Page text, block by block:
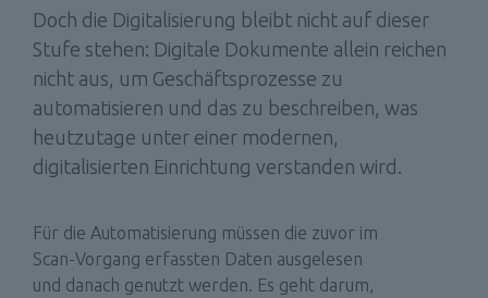
Doch die Digitalisierung bleibt nicht auf dieser
Stufe stehen: Digitale Dokumente allein reichen
nicht aus, um Geschäftsprozesse zu
automatisieren und das zu beschreiben, was
heutzutage unter einer modernen,
digitalisierten Einrichtung verstanden wird.
Für die Automatisierung müssen die zuvor im
Scan-Vorgang erfassten Daten ausgelesen
und danach genutzt werden. Es geht darum,